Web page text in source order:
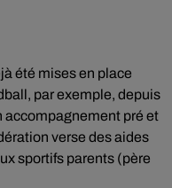
été mises en place
par exemple, depuis
accompagnement pré et
verse des aides
sportifs parents (père